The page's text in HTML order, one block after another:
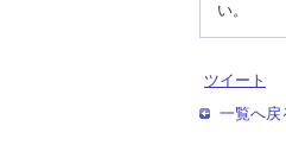
い。
ツイート
一覧へ戻